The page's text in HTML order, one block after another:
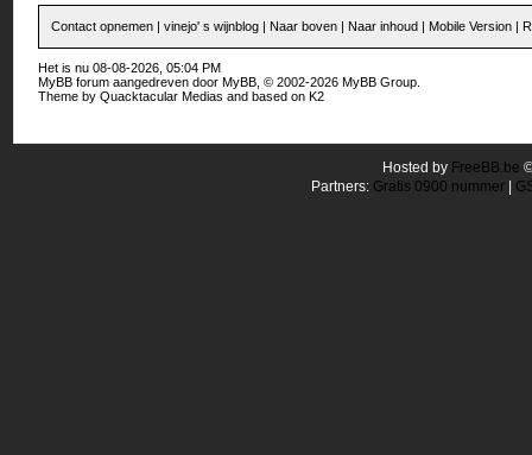
Contact opnemen |vinejo' s wijnblog | Naar boven | Naar inhoud | Mobile Version |
Het is nu 08-08-2026, 05:04 PM
MyBB forum aangedreven doorMyBB , © 2002-2026MyBB Group
Theme byQuacktacular Medias and based onK2
Hosted by FreeBB.be
Partners: Gratis 0900 nummer|